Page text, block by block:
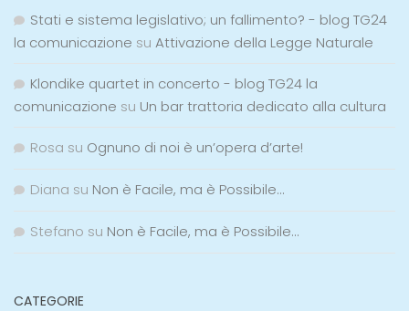
Stati e sistema legislativo; un fallimento? - blog TG24
la comunicazione su Attivazione della Legge Naturale
Klondike quartet in concerto - blog TG24 la
comunicazione su Un bar trattoria dedicato alla cultura
Rosa su Ognuno di noi è un’opera d’arte!
Diana su Non è Facile, ma è Possibile…
Stefano su Non è Facile, ma è Possibile…
CATEGORIE